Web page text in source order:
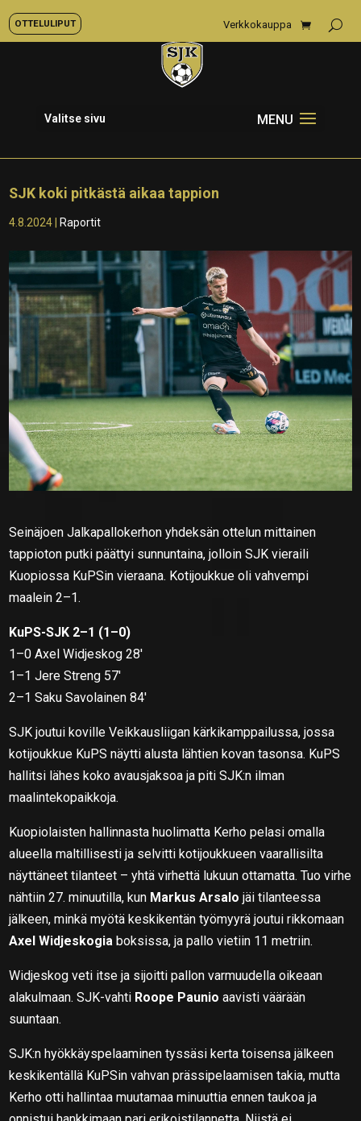
OTTELULIPUT Verkkokauppa
Valitse sivu
SJK koki pitkästä aikaa tappion
4.8.2024 Raportit
Seinäjoen Jalkapallokerhon yhdeksän ottelun mittainen
tappioton putki päättyi sunnuntaina, jolloin SJK vieraili
Kuopiossa KuPSin vieraana. Kotijoukkue oli vahvempi
maalein 2–1.
KuPS-SJK 2–1 (1–0)
1–0 Axel Widjeskog 28′
1–1 Jere Streng 57′
2–1 Saku Savolainen 84′
SJK joutui koville Veikkausliigan kärkikamppailussa, jossa
kotijoukkue KuPS näytti alusta lähtien kovan tasonsa. KuPS
hallitsi lähes koko avausjaksoa ja piti SJK:n ilman
maalintekopaikkoja.
Kuopiolaisten hallinnasta huolimatta Kerho pelasi omalla
alueella maltillisesti ja selvitti kotijoukkueen vaarallisilta
näyttäneet tilanteet – yhtä virhettä lukuun ottamatta. Tuo virhe
nähtiin 27. minuutilla, kun Markus Arsalo jäi tilanteessa
jälkeen, minkä myötä keskikentän työmyyrä joutui rikkomaan
Axel Widjeskogia boksissa, ja pallo vietiin 11 metriin.
Widjeskog veti itse ja sijoitti pallon varmuudella oikeaan
alakulmaan. SJK-vahti Roope Paunio aavisti väärään
suuntaan.
SJK:n hyökkäyspelaaminen tyssäsi kerta toisensa jälkeen
keskikentällä KuPSin vahvan prässipelaamisen takia, mutta
Kerho otti hallintaa muutamaa minuuttia ennen taukoa ja